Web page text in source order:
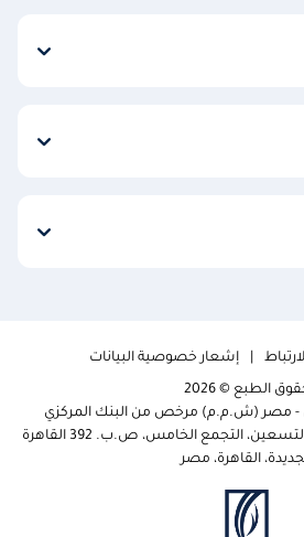
إشعار خصوصية البيانات
الطبع © 2026
- مصر (ش.م.م) مرخص من البنك المركزي
المصري، القطعة 85 شارع التسعين، التجمع الخامس، ص.ب. 392 القاهرة
القاهرة، مصر